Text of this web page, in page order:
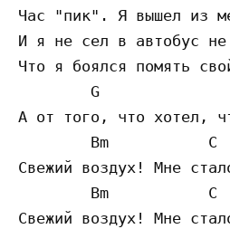
Час "пик". Я вышел из
И я не сел в автобус
Что я боялся помять
G
А от того, что хотел,
Bm           C
Свежий воздух! Мне
Bm           C
Свежий воздух! Мне